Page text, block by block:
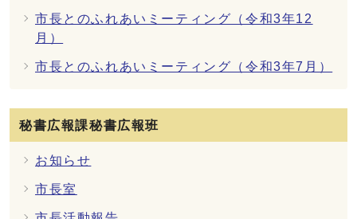
市長とのふれあいミーティング（令和3年12
月）
市長とのふれあいミーティング（令和3年7月）
秘書広報課秘書広報班
お知らせ
市長室